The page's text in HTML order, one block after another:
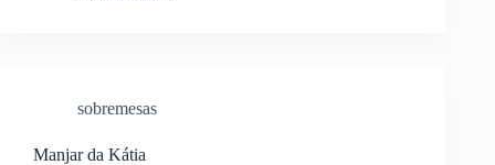
sobremesas
Manjar da Kátia